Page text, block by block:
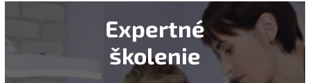
Expertné
školenie